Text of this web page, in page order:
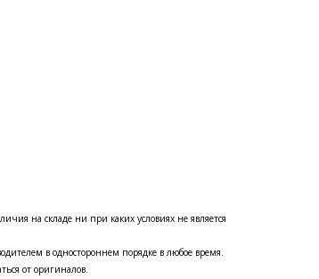
на складе ни при каких условиях не является
в одностороннем порядке в любое время.
от оригиналов.